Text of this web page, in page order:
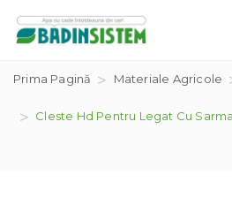
Prima Pagină Materiale Agricole
Cleste Hd Pentru Legat Cu Sarma